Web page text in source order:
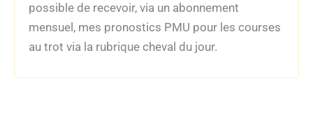
possible de recevoir, via un abonnement
mensuel, mes pronostics PMU pour les courses
au trot via la rubrique cheval du jour.